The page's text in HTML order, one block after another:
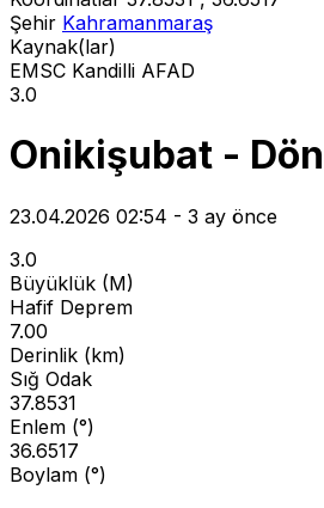
Şehir Kahramanmaraş
Kaynak(lar)
EMSC Kandilli AFAD
3.0
Onikişubat -
23.04.2026 02:54 - 3 ay önce
3.0
Büyüklük (M)
Hafif Deprem
7.00
Derinlik (km)
Sığ Odak
37.8531
Enlem (°)
36.6517
Boylam (°)